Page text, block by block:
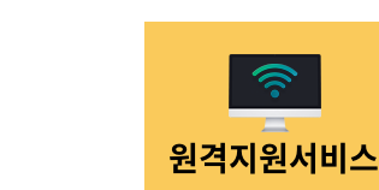
원격지원서비스